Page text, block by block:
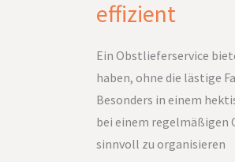
effizient
Ein Obstlieferservice
haben, ohne die lästige
Besonders in einem
bei einem regelmäßigen
sinnvoll zu organisieren